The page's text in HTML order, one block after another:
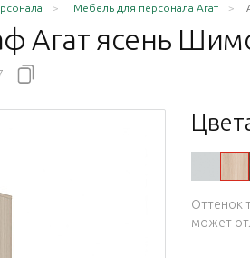
Мебель для персонала Агат
Агат ясень
Оттенок
может